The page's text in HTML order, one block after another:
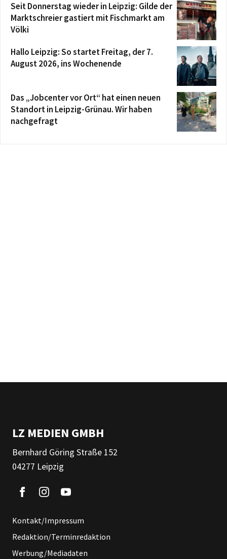
Seit Donnerstag wieder in Leipzig: Gilde der
Marktschreier gastiert mit Fischmarkt am
Völki
Hallo Leipzig: So startet Freitag, der 7.
August 2026, ins Wochenende
Das „Jobcenter vor Ort“ hat einen neuen
Standort in Leipzig-Grünau. Wir haben
nachgefragt
LZ MEDIEN GMBH
Bernhard Göring Straße 152
04277 Leipzig
Kontakt/Impressum
Redaktion/Terminredaktion
Werbung/Mediadaten